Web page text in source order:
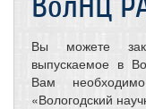
Вы можете
выпускаемое в
Вам
«Вологодский